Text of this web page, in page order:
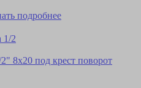
подробнее
8х20 под крест поворот